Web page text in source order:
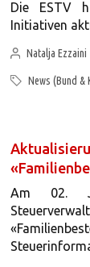
Die ESTV
Initiativen
Natalja Ezzaini
News (Bund &
Am 02.